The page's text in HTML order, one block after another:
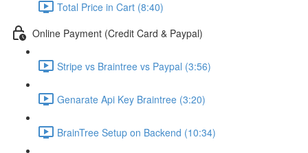
Total Price in Cart (8:40)
Online Payment (Credit Card & Paypal)
Stripe vs Braintree vs Paypal (3:56)
Genarate Api Key Braintree (3:20)
BrainTree Setup on Backend (10:34)